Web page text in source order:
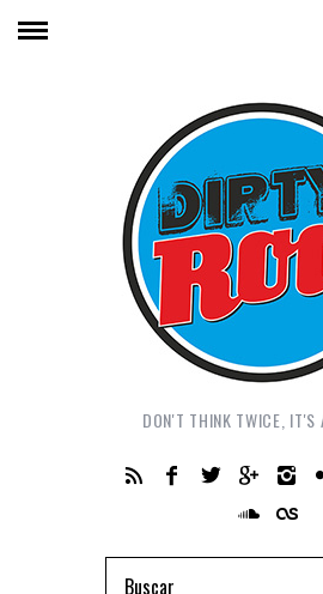
DON'T THINK TWICE, IT'S